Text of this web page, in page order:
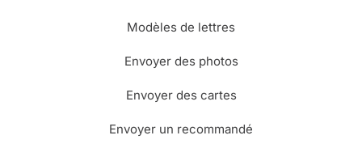
Modèles de lettres
Envoyer des photos
Envoyer des cartes
Envoyer un recommandé